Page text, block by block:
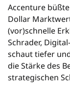
Accenture
Dollar
(vor)schnelle
Schrader,
schaut tiefer
die Stärke des
strategischen